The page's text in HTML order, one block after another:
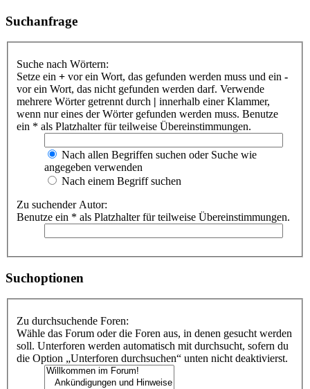
Suchanfrage
Suche nach Wörtern:
Setze ein + vor ein Wort, das gefunden werden muss und ein -
vor ein Wort, das nicht gefunden werden darf. Verwende
mehrere Wörter getrennt durch | innerhalb einer Klammer,
wenn nur eines der Wörter gefunden werden muss. Benutze
ein * als Platzhalter für teilweise Übereinstimmungen.
Nach allen Begriffen suchen oder Suche wie
angegeben verwenden
Nach einem Begriff suchen
Zu suchender Autor:
Benutze ein * als Platzhalter für teilweise Übereinstimmungen.
Suchoptionen
Zu durchsuchende Foren:
Wähle das Forum oder die Foren aus, in denen gesucht werden
soll. Unterforen werden automatisch mit durchsucht, sofern du
die Option „Unterforen durchsuchen“ unten nicht deaktivierst.